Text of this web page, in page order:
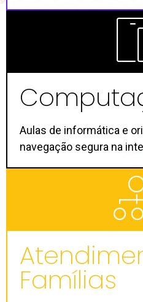
Aulas de informática e
navegação segura na
Famílias